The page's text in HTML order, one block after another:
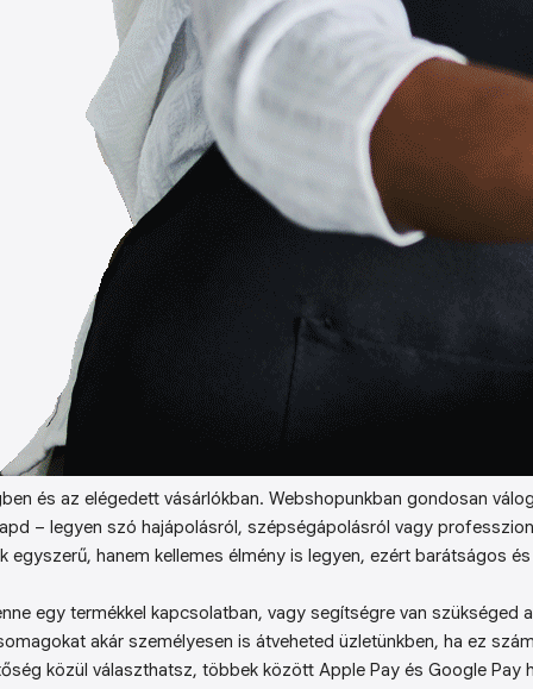
és az elégedett vásárlókban. Webshopunkban gondosan
– legyen szó hajápolásról, szépségápolásról vagy
egyszerű, hanem kellemes élmény is legyen, ezért barátságos
egy termékkel kapcsolatban, vagy segítségre van szükséged
akár személyesen is átveheted üzletünkben, ha ez
közül választhatsz, többek között Apple Pay és Google Pay